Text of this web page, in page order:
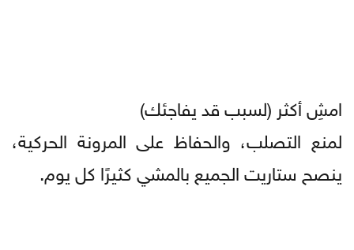
امشِ أكثر (لسبب قد يفاجئك)
لمنع التصلب، والحفاظ على المرونة الحركية،
ينصح ستاريت الجميع بالمشي كثيرًا كل يوم.